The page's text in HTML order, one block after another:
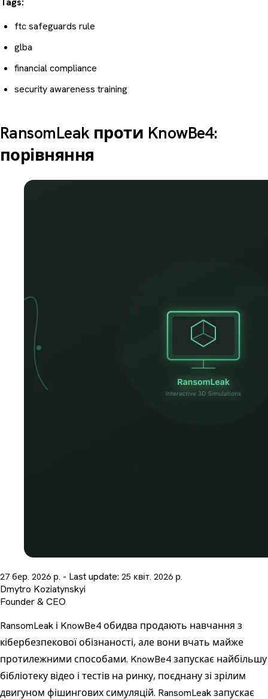
ftc safeguards rule
glba
financial compliance
security awareness training
RansomLeak проти KnowBe4:
порівняння
27 бер. 2026 р. - Last update: 25 квіт. 2026 р.
Dmytro Koziatynskyi
Founder & CEO
RansomLeak і KnowBe4 обидва продають навчання з
кібербезпекової обізнаності, але вони вчать майже
протилежними способами. KnowBe4 запускає найбільшу
бібліотеку відео і тестів на ринку, поєднану зі зрілим
двигуном фішингових симуляцій. RansomLeak запускає